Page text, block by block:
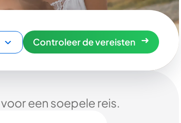
Controleer de vereisten
een soepele reis.